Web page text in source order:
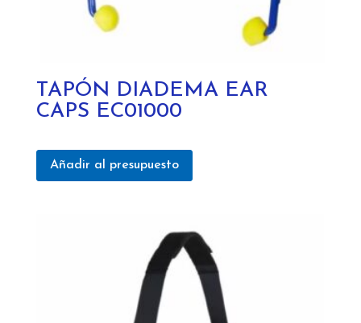
TAPÓN DIADEMA EAR
CAPS EC01000
Añadir al presupuesto